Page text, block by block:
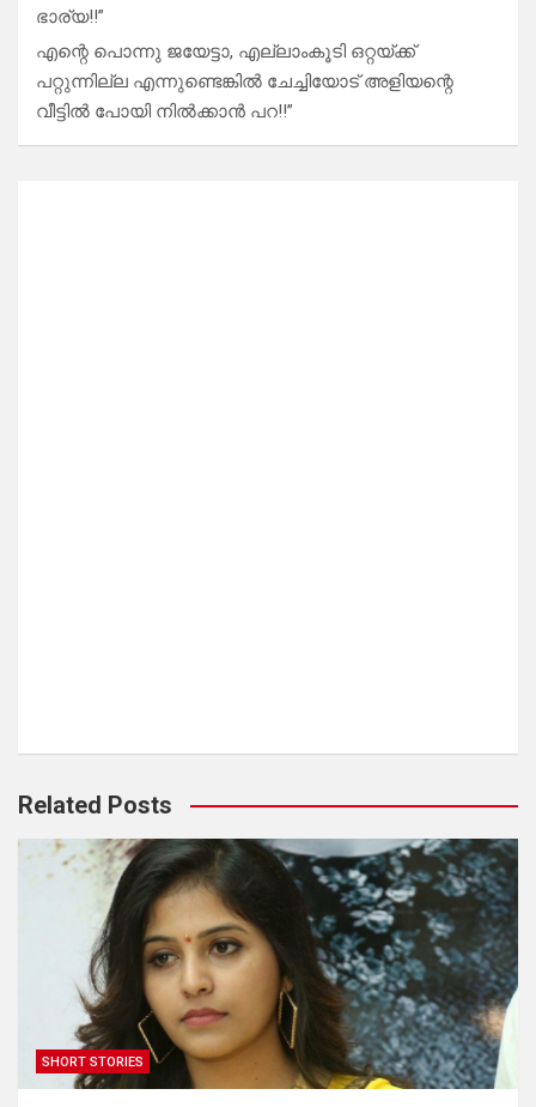
ഭാര്യ!!”
എന്റെ പൊന്നു ജയേട്ടാ, എല്ലാംകൂടി ഒറ്റയ്ക്ക്
പറ്റുന്നില്ല എന്നുണ്ടെങ്കിൽ ചേച്ചിയോട് അളിയന്റെ
വീട്ടിൽ പോയി നിൽക്കാൻ പറ!!”
Related Posts
SHORT STORIES